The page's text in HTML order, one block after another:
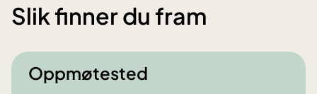
Slik finner du fram
Oppmøtested